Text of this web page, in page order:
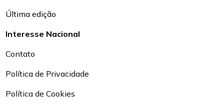
Última edição
Interesse Nacional
Contato
Política de Privacidade
Política de Cookies